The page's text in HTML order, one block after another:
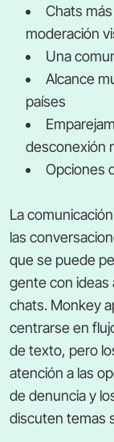
Chats
moderación
Una
Alcance
países
desconexión
Opciones
La
las
que se puede
gente con
chats. Monkey
centrarse en
de texto, pero
atención a las
de denuncia y
discuten temas